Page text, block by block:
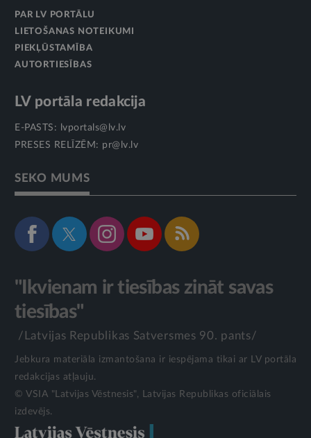
PAR LV PORTĀLU
LIETOŠANAS NOTEIKUMI
PIEKĻŪSTAMĪBA
AUTORTIESĪBAS
LV portāla redakcija
E-PASTS:
lvportals@lv.lv
PRESES RELĪZĒM: pr@lv.lv
SEKO MUMS
"Ikvienam ir tiesības zināt savas
tiesības"
/Latvijas Republikas Satversmes 90. pants/
Jebkura materiāla izmantošana ir iespējama tikai ar LV portāla
redakcijas atļauju.
© VSIA "Latvijas Vēstnesis", Latvijas Republikas oficiālais
izdevējs.